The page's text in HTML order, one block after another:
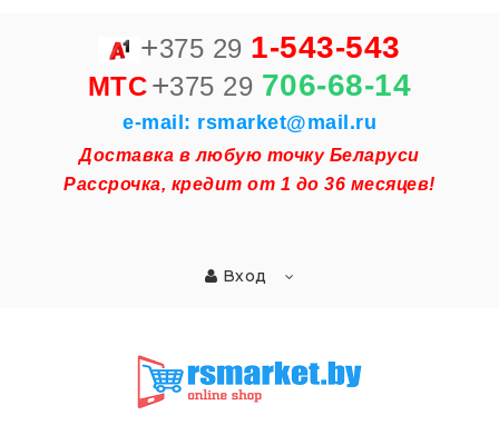
+375 29 1-543-543
MTC+375 29 706-68-14
e-mail: rsmarket@mail.ru
Доставка в любую точку Беларуси
Рассрочка, кредит от 1 до 36 месяцев!
Вход